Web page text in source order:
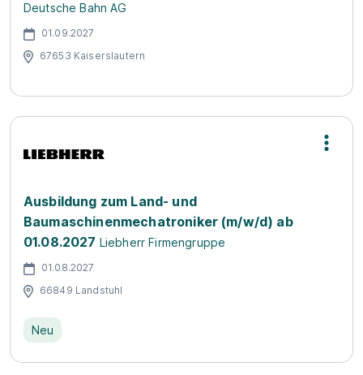
Deutsche Bahn AG
01.09.2027
67653 Kaiserslautern
Ausbildung zum Land- und
Baumaschinenmechatroniker (m/w/d) ab
01.08.2027 Liebherr Firmengruppe
01.08.2027
66849 Landstuhl
Neu